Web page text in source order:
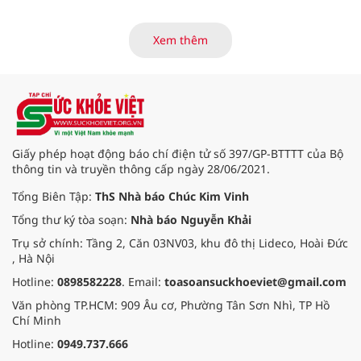
binh và người có công Long Đất
đem đến hơi ấm từ những phương
pháp Nam y thuần Việt, giúp xoa
dịu cơn đau và nâng cao sức khỏe
cho các cựu chiến binh trước sự
thay đổi đột ngột của thời tiết.
Xem thêm
Giấy phép hoạt động báo chí điện tử số 397/GP-BTTTT của Bộ
thông tin và truyền thông cấp ngày 28/06/2021.
Tổng Biên Tập: ThS Nhà báo Chúc Kim Vinh
Tổng thư ký tòa soạn: Nhà báo Nguyễn Khải
Trụ sở chính: Tầng 2, Căn 03NV03, khu đô thị Lideco, Hoài Đức
, Hà Nội
Hotline: 0898582228. Email: toasoansuckhoeviet@gmail.com
Văn phòng TP.HCM: 909 Âu cơ, Phường Tân Sơn Nhì, TP Hồ
Chí Minh
Hotline: 0949.737.666